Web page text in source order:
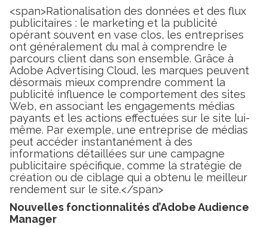
<span>Rationalisation des données et des flux
publicitaires : le marketing et la publicité
opérant souvent en vase clos, les entreprises
ont généralement du mal à comprendre le
parcours client dans son ensemble. Grâce à
Adobe Advertising Cloud, les marques peuvent
désormais mieux comprendre comment la
publicité influence le comportement des sites
Web, en associant les engagements médias
payants et les actions effectuées sur le site lui-
même. Par exemple, une entreprise de médias
peut accéder instantanément à des
informations détaillées sur une campagne
publicitaire spécifique, comme la stratégie de
création ou de ciblage qui a obtenu le meilleur
rendement sur le site.</span>
Nouvelles fonctionnalités d’Adobe Audience
Manager